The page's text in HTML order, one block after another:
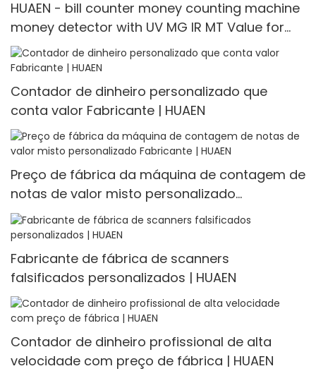
HUAEN - bill counter money counting machine
money detector with UV MG IR MT Value for
INR
Contador de dinheiro personalizado que
conta valor Fabricante | HUAEN
Preço de fábrica da máquina de contagem de
notas de valor misto personalizado
Fabricante | HUAEN
Fabricante de fábrica de scanners
falsificados personalizados | HUAEN
Contador de dinheiro profissional de alta
velocidade com preço de fábrica | HUAEN